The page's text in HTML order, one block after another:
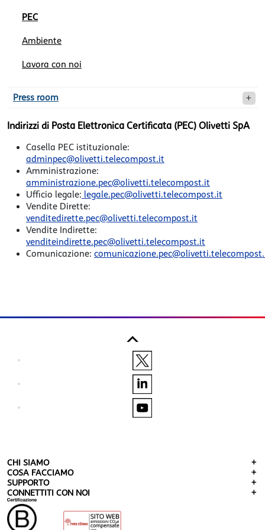
PEC
Ambiente
Lavora con noi
Press room
Indirizzi di Posta Elettronica Certificata (PEC) Olivetti SpA
Casella PEC istituzionale:
adminpec@olivetti.telecompost.it
Amministrazione:
amministrazione.pec@olivetti.telecompost.it
Ufficio legale: legale.pec@olivetti.telecompost.it
Vendite Dirette:
venditedirette.pec@olivetti.telecompost.it
Vendite Indirette:
venditeindirette.pec@olivetti.telecompost.it
Comunicazione:
CHI SIAMO
COSA FACCIAMO
SUPPORTO
CONNETTITI CON NOI